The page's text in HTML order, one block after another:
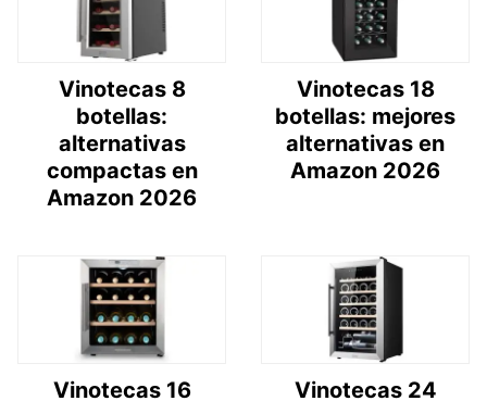
Vinotecas 8
botellas:
alternativas
compactas en
Amazon 2026
Vinotecas 18
botellas: mejores
alternativas en
Amazon 2026
Vinotecas 16 Vinotecas 24